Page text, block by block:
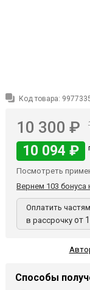
Код товара:
10 300 ₽
10 094 ₽
Посмотреть
Вернем 103 бонуса
Оплатить
в рассрочку от
Способы